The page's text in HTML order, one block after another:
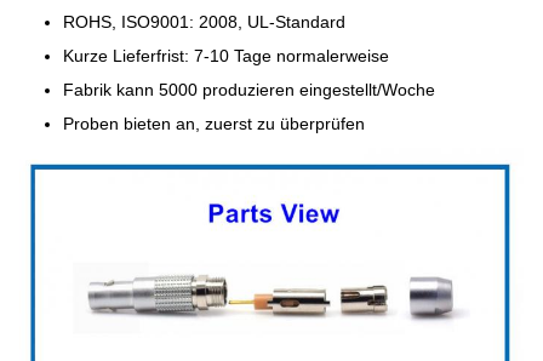
ROHS, ISO9001: 2008, UL-Standard
Kurze Lieferfrist: 7-10 Tage normalerweise
Fabrik kann 5000 produzieren eingestellt/Woche
Proben bieten an, zuerst zu überprüfen